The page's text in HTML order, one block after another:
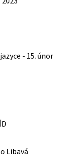
- 15. únor
Libavá